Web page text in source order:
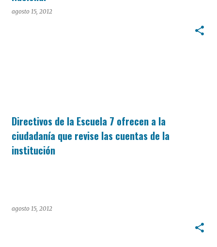
agosto 15, 2012
Directivos de la Escuela 7 ofrecen a la
ciudadanía que revise las cuentas de la
institución
agosto 15, 2012